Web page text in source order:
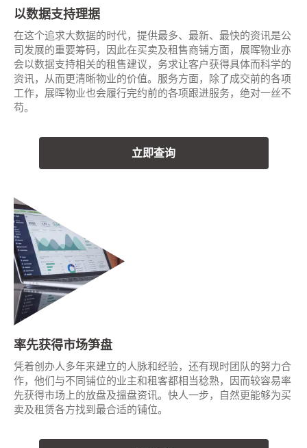
以数据支持理据
在这个追求大数据的时代，提供最多、最新、最快的资讯是公
司发展的重要筹码，因此在买卖及租售商铺方面，展晖物业亦
会以数据支持相关的租售建议，务求让客户获得具体而科学的
资讯，从而更清晰物业的价值。服务方面，除了成交前的各项
工作，展晖物业也会履行完约前的各项跟进服务，绝对一丝不
苟。
立即查询
率先获得市场笋盘
凭着创办人多年来建立的人脉和经验，还有现时团队的努力合
作，他们与不同铺位的业主和租客都相当稔熟，因而较容易率
先获得市场上的放盘及搵盘资讯。快人一步，自然更能够为买
卖及租赁各方找到最合适的铺位。